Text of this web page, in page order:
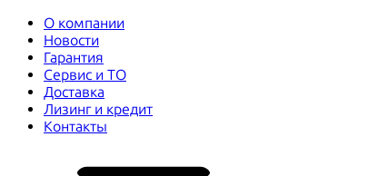
О компании
Новости
Гарантия
Сервис и ТО
Доставка
Лизинг и кредит
Контакты